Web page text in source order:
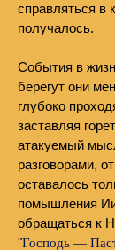
справляться в
получалось.
События в
берегут они
глубоко
заставляя
атакуемый
разговорами,
оставалось
помышления
обращаться к
"Господь —